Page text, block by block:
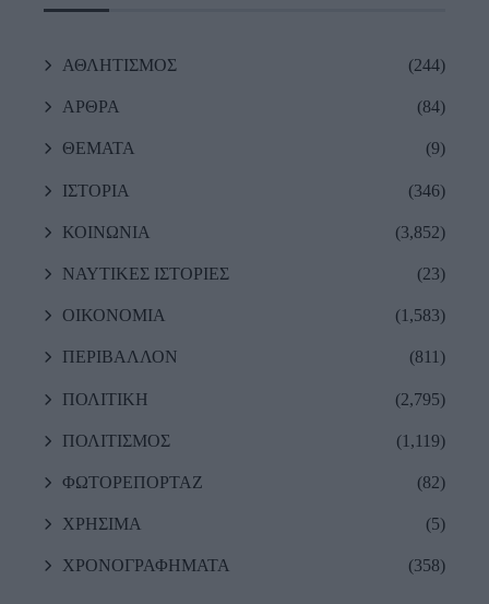
ΑΘΛΗΤΙΣΜΟΣ (244)
ΑΡΘΡΑ (84)
ΘΕΜΑΤΑ (9)
ΙΣΤΟΡΙΑ (346)
ΚΟΙΝΩΝΙΑ (3,852)
ΝΑΥΤΙΚΕΣ ΙΣΤΟΡΙΕΣ (23)
ΟΙΚΟΝΟΜΙΑ (1,583)
ΠΕΡΙΒΑΛΛΟΝ (811)
ΠΟΛΙΤΙΚΗ (2,795)
ΠΟΛΙΤΙΣΜΟΣ (1,119)
ΦΩΤΟΡΕΠΟΡΤΑΖ (82)
ΧΡΗΣΙΜΑ (5)
ΧΡΟΝΟΓΡΑΦΗΜΑΤΑ (358)